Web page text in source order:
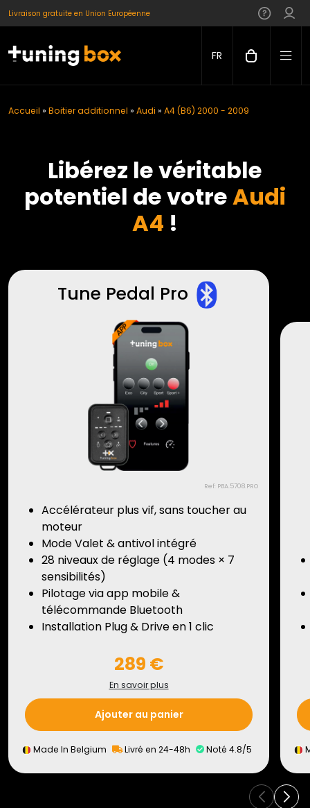
Livraison gratuite en Union Européenne
FR
Accueil » Boitier additionnel » Audi » A4 (B6) 2000 - 2009
Libérez le véritable
potentiel de votreAudi
A4 !
Tune Pedal Pro
Ref: PBA.5708.PRO
Accélérateur plus vif, sans toucher au
moteur
Mode Valet & antivol intégré
28 niveaux de réglage (4 modes × 7
sensibilités)
Pilotage via app mobile &
télécommande Bluetooth
Installation Plug & Drive en 1 clic
289 €
En savoir plus
Ajouter au panier
Made In Belgium Livré en 24-48h Noté 4.8/5